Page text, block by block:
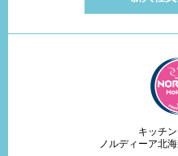
キッチ
ノルディーア北